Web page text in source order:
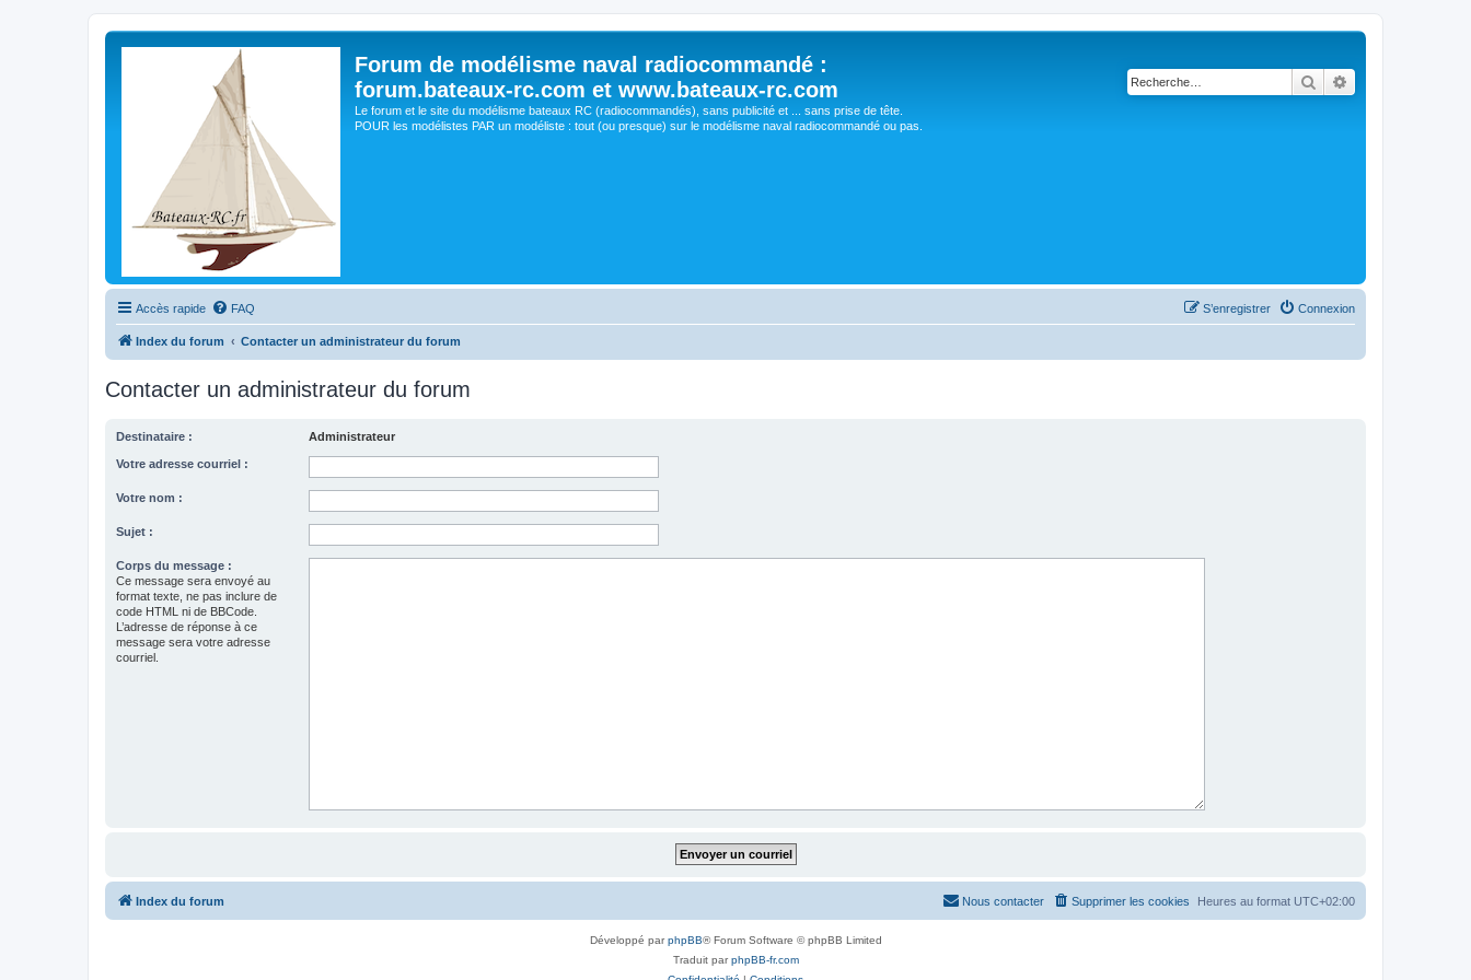
Forum de modélisme naval radiocommandé :
forum.bateaux-rc.com et www.bateaux-rc.com
Le forum et le site du modélisme bateaux RC (radiocommandés), sans publicité et ... sans prise de tête.
POUR les modélistes PAR un modéliste : tout (ou presque) sur le modélisme naval radiocommandé ou pas.
Rechercher
Accès rapide FAQ Connexion
S’enregistrer
Index du forum Contacter un administrateur du forum
Contacter un administrateur du forum
Destinataire : Administrateur
Votre adresse courriel :
Votre nom :
Sujet :
Corps du message :
Ce message sera envoyé au
format texte, ne pas inclure de
code HTML ni de BBCode.
L’adresse de réponse à ce
message sera votre adresse
courriel.
Index du forum Heures au format UTC+02:00
Supprimer les cookies
Nous contacter
Développé parphpBB® Forum Software © phpBB Limited
Traduit parphpBB-fr.com